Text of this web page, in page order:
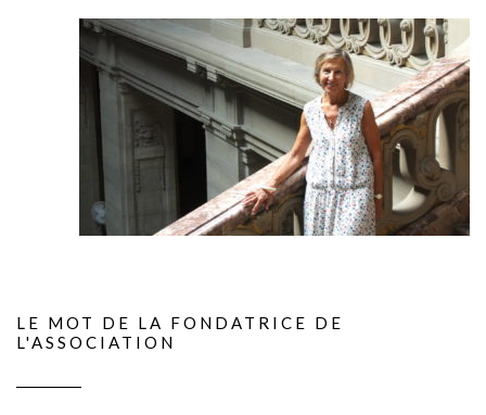
LE MOT DE LA FONDATRICE DE
L'ASSOCIATION